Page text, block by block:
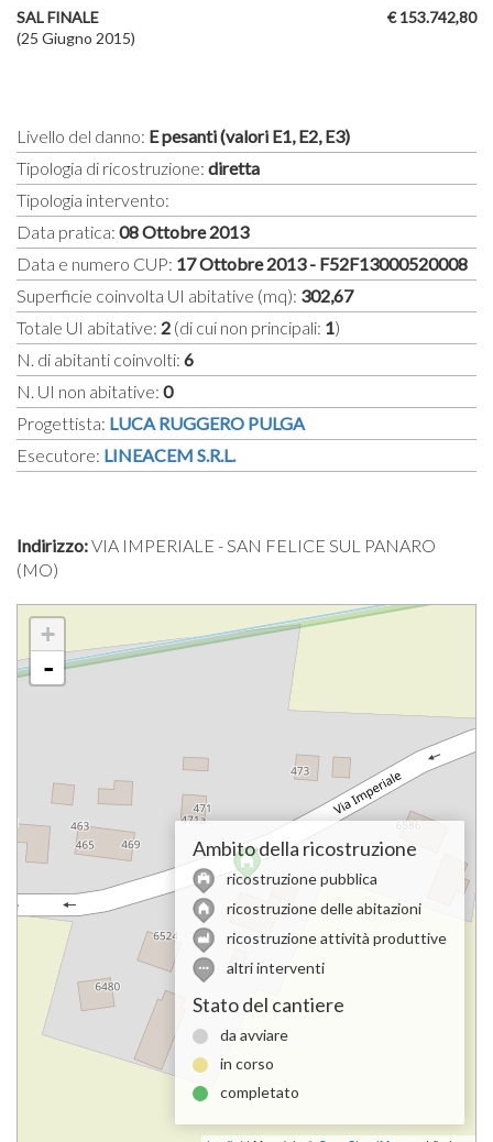
€ 153.742,80
SAL FINALE
(25 Giugno 2015)
Livello del danno: E pesanti (valori E1, E2, E3)
Tipologia di ricostruzione: diretta
Tipologia intervento:
Data pratica: 08 Ottobre 2013
Data e numero CUP: 17 Ottobre 2013 - F52F13000520008
Superficie coinvolta UI abitative (mq): 302,67
Totale UI abitative: 2 (di cui non principali: 1)
N. di abitanti coinvolti: 6
N. UI non abitative: 0
Progettista: LUCA RUGGERO PULGA
Esecutore: LINEACEM S.R.L.
Indirizzo:VIA IMPERIALE - SAN FELICE SUL PANARO
(MO)
+
-
Ambito della ricostruzione
ricostruzione pubblica
ricostruzione delle abitazioni
ricostruzione attività produttive
altri interventi
Stato del cantiere
da avviare
in corso
completato